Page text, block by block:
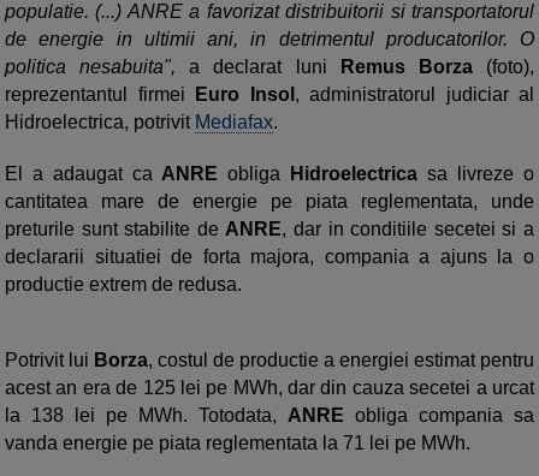
populatie. (...) ANRE a favorizat distribuitorii si transportatorul
de energie in ultimii ani, in detrimentul producatorilor. O
politica nesabuita", a declarat luni Remus Borza(foto),
reprezentantul firmei
Euro Insol , administratorul judiciar al
Hidroelectrica, potrivit Mediafax.
El a adaugat ca ANRE obliga Hidroelectrica sa livreze o
cantitatea mare de energie pe piata reglementata, unde
preturile sunt stabilite de ANRE, dar in conditiile secetei si a
declararii situatiei de forta majora, compania a ajuns la o
productie extrem de redusa.
Potrivit lui Borza, costul de productie a energiei estimat pentru
acest an era de 125 lei pe MWh, dar din cauza secetei a urcat
la 138 lei pe MWh. Totodata, ANRE obliga compania sa
vanda energie pe piata reglementata la 71 lei pe MWh.